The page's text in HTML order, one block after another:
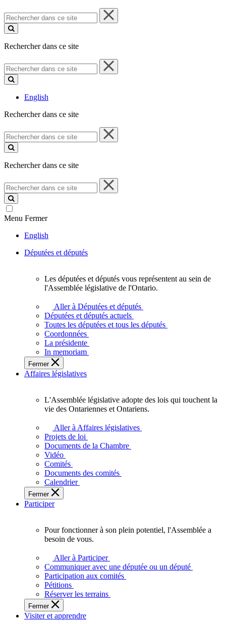
Rechercher
dans
ce
Rechercher dans ce site
Rechercher
dans
ce
English
Rechercher dans ce site
Rechercher
dans
ce
Rechercher dans ce site
Rechercher
dans
ce
site
Menu Fermer
English
Députées et députés
députés
vous
représentent
sein
de
l'Assemblée
législative
l'Ontario.
Les députées et députés vous représentent au sein de
l'Assemblée législative de l'Ontario.
Aller à Députées et députés
Députées et députés actuels
Toutes les députées et tous les députés
Coordonnées
La présidente
In memoriam
Fermer
Affaires législatives
L'Assemblée
adopte
touchent
des
Ontariennes
et
L'Assemblée législative adopte des lois qui touchent la
vie des Ontariennes et Ontariens.
Aller à Affaires législatives
Projets de loi
Documents de la Chambre
Vidéo
Comités
Documents des comités
Calendrier
Fermer
Participer
plein
potentiel,
l'Assemblée
a
besoin
de
Pour fonctionner à son plein potentiel, l'Assemblée a
besoin de vous.
Aller à Participer
Communiquer avec une députée ou un député
Participation aux comités
Pétitions
Réserver les terrains
Fermer
Visiter et apprendre